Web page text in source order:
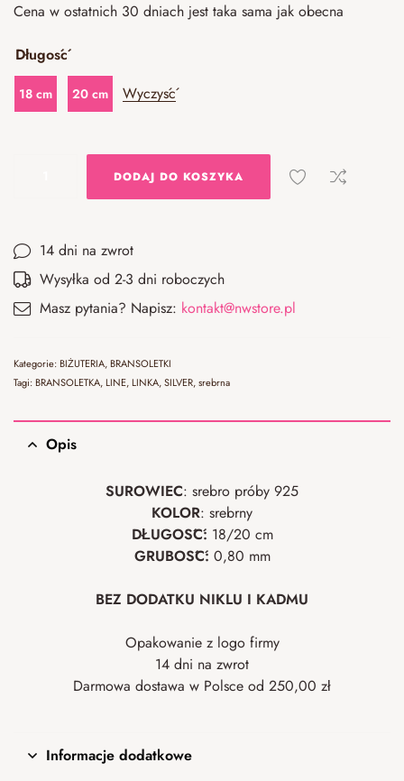
Cena w ostatnich 30 dniach jest taka sama jak obecna
Długość
18 cm 20 cm Wyczyść
DODAJ DO KOSZYKA
14 dni na zwrot
Wysyłka od 2-3 dni roboczych
Masz pytania? Napisz: kontakt@nwstore.pl
Kategorie:BIŻUTERIA,BRANSOLETKI
Tagi:BRANSOLETKA,LINE,LINKA,SILVER,srebrna
Opis
SUROWIEC: srebro próby 925
KOLOR: srebrny
DŁUGOŚĆ: 18/20 cm
GRUBOŚĆ: 0,80 mm
BEZ DODATKU NIKLU I KADMU
Opakowanie z logo firmy
14 dni na zwrot
Darmowa dostawa w Polsce od 250,00 zł
Informacje dodatkowe